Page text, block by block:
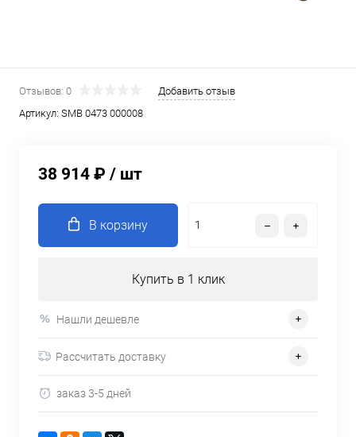
Отзывов: 0
Добавить отзыв
Артикул: SMB 0473 000008
38 914 ₽ / шт
В корзину
Купить в 1 клик
Нашли дешевле
Рассчитать доставку
заказ 3-5 дней